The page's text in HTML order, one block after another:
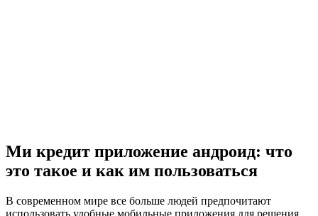
Ми кредит приложение андроид: что
это такое и как им пользоваться
В современном мире все больше людей предпочитают
использовать удобные мобильные приложения для решения